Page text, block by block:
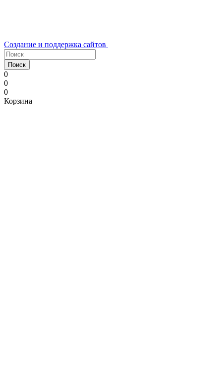
Создание и поддержка сайтов
Поиск
0
0
0
Корзина